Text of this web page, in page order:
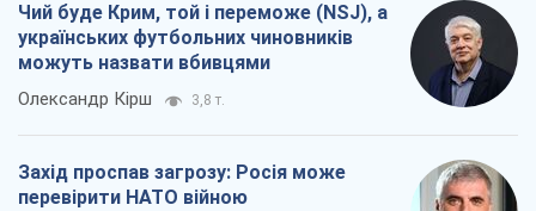
Чий буде Крим, той і переможе (NSJ), а
українських футбольних чиновників
можуть назвати вбивцями
Олександр Кірш 3,8 т.
Захід проспав загрозу: Росія може
перевірити НАТО війною